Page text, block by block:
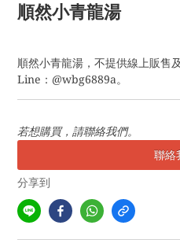
順然小青龍湯
順然小青龍湯，不提供線上販售
Line：@wbg6889a。
若想購買，請聯絡我們。
聯絡
分享到